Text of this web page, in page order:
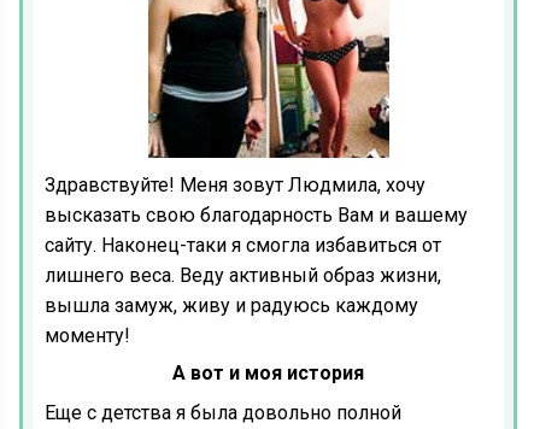
Здравствуйте! Меня зовут Людмила, хочу
высказать свою благодарность Вам и вашему
сайту. Наконец-таки я смогла избавиться от
лишнего веса. Веду активный образ жизни,
вышла замуж, живу и радуюсь каждому
моменту!
А вот и моя история
Еще с детства я была довольно полной